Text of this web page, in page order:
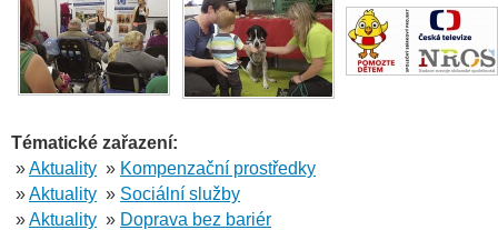
Tématické zařazení:
»Aktuality » Kompenzační prostředky
»Aktuality » Sociální služby
»Aktuality » Doprava bez bariér